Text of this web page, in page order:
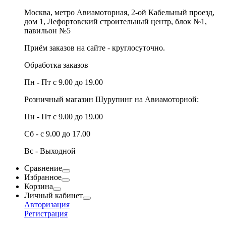
Москва, метро Авиамоторная, 2-ой Кабельный проезд,
дом 1, Лефортовский строительный центр, блок №1,
павильон №5
Приём заказов на сайте - круглосуточно.
Обработка заказов
Пн - Пт с 9.00 до 19.00
Розничный магазин Шурупинг на Авиамоторной:
Пн - Пт с 9.00 до 19.00
Сб - с 9.00 до 17.00
Вс - Выходной
Сравнение
Избранное
Корзина
Личный кабинет
Авторизация
Регистрация